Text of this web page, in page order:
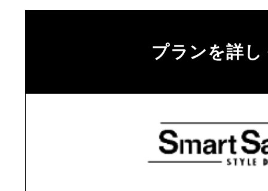
プランを詳し